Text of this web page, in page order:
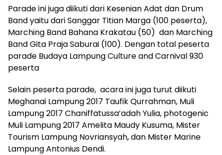
Parade ini juga diikuti dari Kesenian Adat dan Drum
Band yaitu dari Sanggar Titian Marga (100 peserta),
Marching Band Bahana Krakatau (50) dan Marching
Band Gita Praja Saburai (100). Dengan total peserta
parade Budaya Lampung Culture and Carnival 930
peserta
Selain peserta parade, acara ini juga turut diikuti
Meghanai Lampung 2017 Taufik Qurrahman, Muli
Lampung 2017 Chaniffatussa’adah Yulia, photogenic
Muli Lampung 2017 Amelita Maudy Kusuma, Mister
Tourism Lampung Novriansyah, dan Mister Marine
Lampung Antonius Dendi.